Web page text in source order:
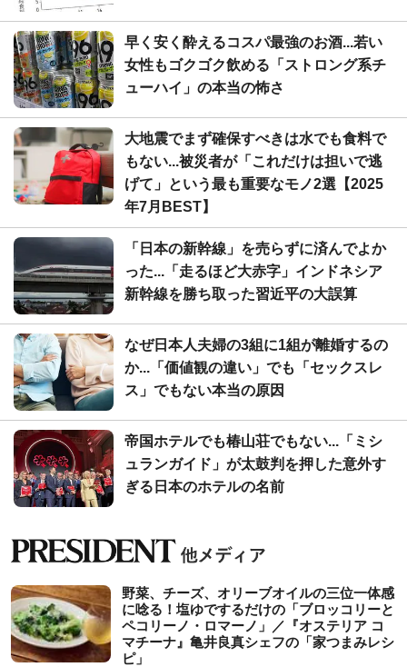
早く安く酔えるコスパ最強のお酒...若い
女性もゴクゴク飲める「ストロング系チ
ューハイ」の本当の怖さ
大地震でまず確保すべきは水でも食料で
もない...被災者が「これだけは担いで逃
げて」という最も重要なモノ2選【2025
年7月BEST】
「日本の新幹線」を売らずに済んでよか
った...「走るほど大赤字」インドネシア
新幹線を勝ち取った習近平の大誤算
なぜ日本人夫婦の3組に1組が離婚するの
か...「価値観の違い」でも「セックスレ
ス」でもない本当の原因
帝国ホテルでも椿山荘でもない...「ミシ
ュランガイド」が太鼓判を押した意外す
ぎる日本のホテルの名前
野菜、チーズ、オリーブオイルの三位一体感
に唸る！塩ゆでするだけの「ブロッコリーと
ペコリーノ・ロマーノ」／『オステリア コ
マチーナ』亀井良真シェフの「家つまみレシ
ピ」